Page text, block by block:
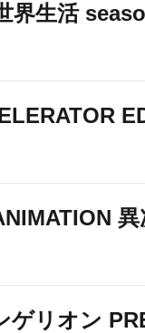
界生活
異
ゲリオン